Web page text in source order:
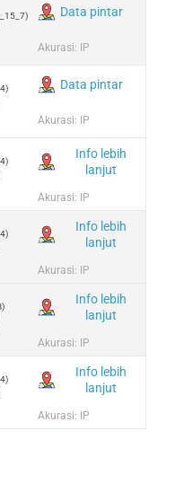
Data pintar
Akurasi: IP
Data pintar
Akurasi: IP
Info lebih
lanjut
Akurasi: IP
Info lebih
lanjut
Akurasi: IP
Info lebih
lanjut
Akurasi: IP
Info lebih
lanjut
Akurasi: IP